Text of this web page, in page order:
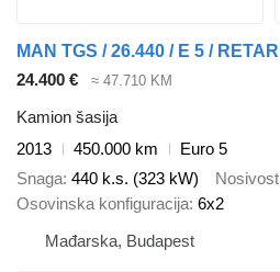
24.400 € ≈ 47.710 KM
Kamion šasija
2013
450.000 km
Euro 5
Snaga 440 k.s. (323 kW) Nosivost
Osovinska konfiguracija 6x2
Mađarska, Budapest